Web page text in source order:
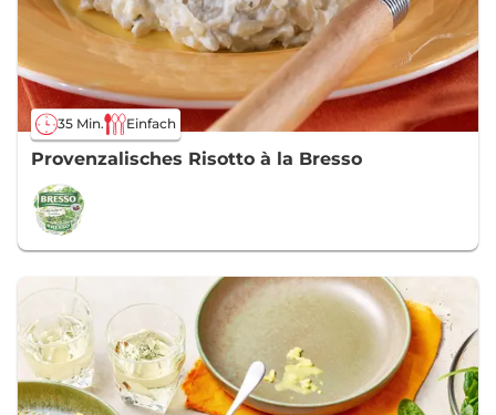
35 Min. Einfach
Provenzalisches Risotto à la Bresso